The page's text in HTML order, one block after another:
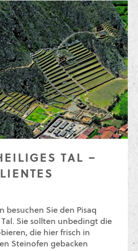
TAL –
besuchen Sie den Pisaq
Sie sollten unbedingt die
die hier frisch in
Steinofen gebacken